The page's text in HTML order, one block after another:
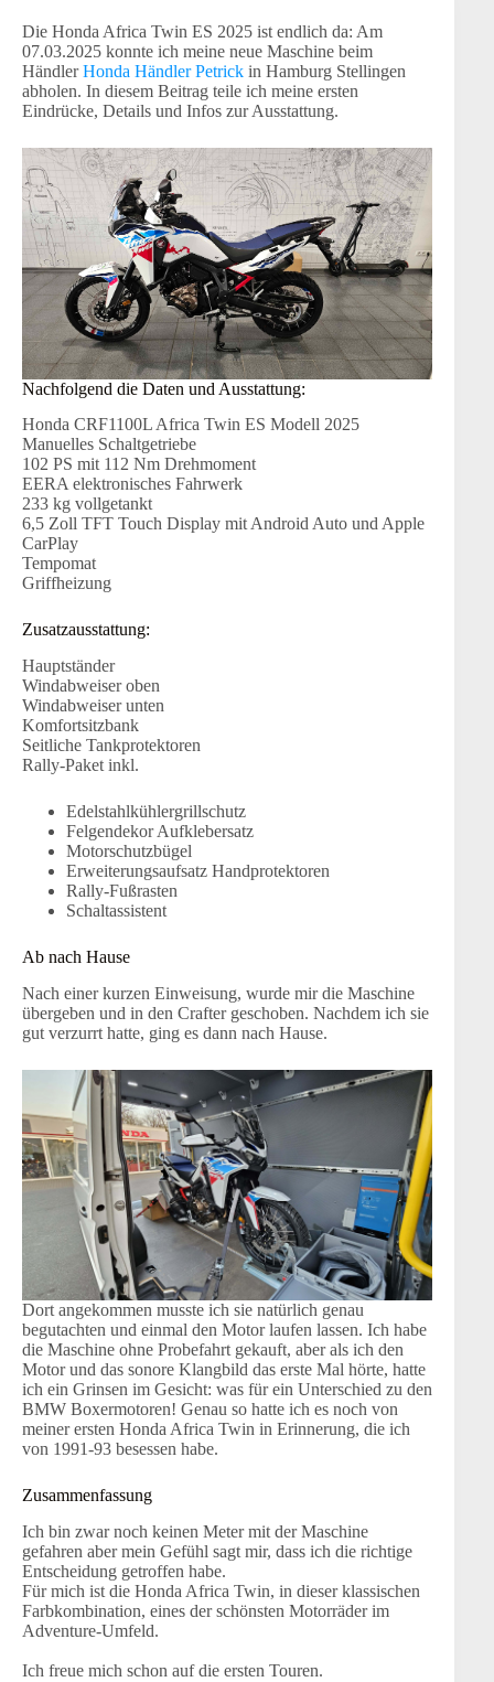
Die Honda Africa Twin ES 2025 ist endlich da: Am
07.03.2025 konnte ich meine neue Maschine beim
HändlerHonda Händler Petrick in Hamburg Stellingen
abholen. In diesem Beitrag teile ich meine ersten
Eindrücke, Details und Infos zur Ausstattung.
Nachfolgend die Daten und Ausstattung:
Honda CRF1100L Africa Twin ES Modell 2025
Manuelles Schaltgetriebe
102 PS mit 112 Nm Drehmoment
EERA elektronisches Fahrwerk
233 kg vollgetankt
6,5 Zoll TFT Touch Display mit Android Auto und Apple
CarPlay
Tempomat
Griffheizung
Zusatzausstattung:
Hauptständer
Windabweiser oben
Windabweiser unten
Komfortsitzbank
Seitliche Tankprotektoren
Rally-Paket inkl.
Edelstahlkühlergrillschutz
Felgendekor Aufklebersatz
Motorschutzbügel
Erweiterungsaufsatz Handprotektoren
Rally-Fußrasten
Schaltassistent
Ab nach Hause
Nach einer kurzen Einweisung, wurde mir die Maschine
übergeben und in den Crafter geschoben. Nachdem ich sie
gut verzurrt hatte, ging es dann nach Hause.
Dort angekommen musste ich sie natürlich genau
begutachten und einmal den Motor laufen lassen. Ich habe
die Maschine ohne Probefahrt gekauft, aber als ich den
Motor und das sonore Klangbild das erste Mal hörte, hatte
ich ein Grinsen im Gesicht: was für ein Unterschied zu den
BMW Boxermotoren! Genau so hatte ich es noch von
meiner ersten Honda Africa Twin in Erinnerung, die ich
von 1991-93 besessen habe.
Zusammenfassung
Ich bin zwar noch keinen Meter mit der Maschine
gefahren aber mein Gefühl sagt mir, dass ich die richtige
Entscheidung getroffen habe.
Für mich ist die Honda Africa Twin, in dieser klassischen
Farbkombination, eines der schönsten Motorräder im
Adventure-Umfeld.
Ich freue mich schon auf die ersten Touren.